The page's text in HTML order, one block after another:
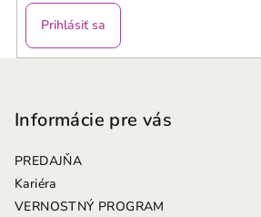
Prihlásiť sa
Informácie pre vás
PREDAJŇA
Kariéra
VERNOSTNÝ PROGRAM